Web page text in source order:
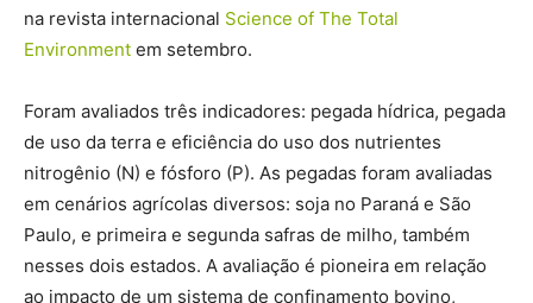
na revista internacional Science of The Total
Environment em setembro.
Foram avaliados três indicadores: pegada hídrica, pegada
de uso da terra e eficiência do uso dos nutrientes
nitrogênio (N) e fósforo (P). As pegadas foram avaliadas
em cenários agrícolas diversos: soja no Paraná e São
Paulo, e primeira e segunda safras de milho, também
nesses dois estados. A avaliação é pioneira em relação
ao impacto de um sistema de confinamento bovino,